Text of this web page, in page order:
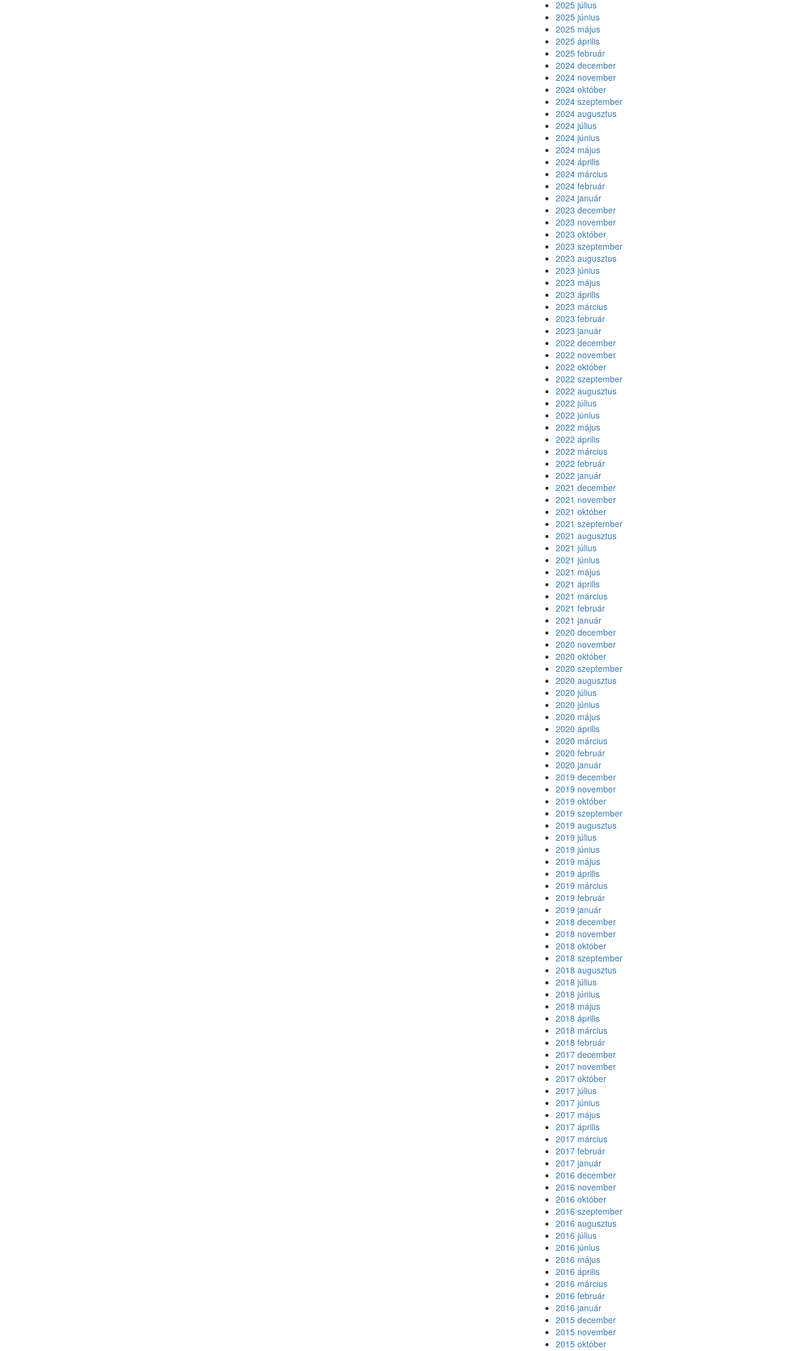
2025 július
2025 június
2025 május
2025 április
2025 február
2024 december
2024 november
2024 október
2024 szeptember
2024 augusztus
2024 július
2024 június
2024 május
2024 április
2024 március
2024 február
2024 január
2023 december
2023 november
2023 október
2023 szeptember
2023 augusztus
2023 június
2023 május
2023 április
2023 március
2023 február
2023 január
2022 december
2022 november
2022 október
2022 szeptember
2022 augusztus
2022 július
2022 június
2022 május
2022 április
2022 március
2022 február
2022 január
2021 december
2021 november
2021 október
2021 szeptember
2021 augusztus
2021 július
2021 június
2021 május
2021 április
2021 március
2021 február
2021 január
2020 december
2020 november
2020 október
2020 szeptember
2020 augusztus
2020 július
2020 június
2020 május
2020 április
2020 március
2020 február
2020 január
2019 december
2019 november
2019 október
2019 szeptember
2019 augusztus
2019 július
2019 június
2019 május
2019 április
2019 március
2019 február
2019 január
2018 december
2018 november
2018 október
2018 szeptember
2018 augusztus
2018 július
2018 június
2018 május
2018 április
2018 március
2018 február
2017 december
2017 november
2017 október
2017 július
2017 június
2017 május
2017 április
2017 március
2017 február
2017 január
2016 december
2016 november
2016 október
2016 szeptember
2016 augusztus
2016 július
2016 június
2016 május
2016 április
2016 március
2016 február
2016 január
2015 december
2015 november
2015 október